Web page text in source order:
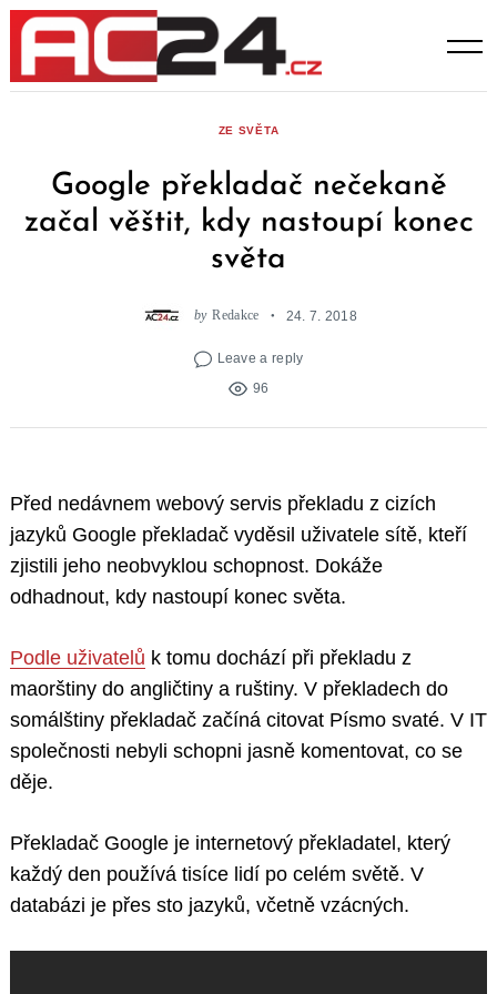
Skip
content
ZE SVĚTA
Google překladač nečekaně
začal věštit, kdy nastoupí konec
světa
by Redakce 24. 7. 2018
Leave a reply
96
Před nedávnem webový servis překladu z cizích
jazyků Google překladač vyděsil uživatele sítě, kteří
zjistili jeho neobvyklou schopnost. Dokáže
odhadnout, kdy nastoupí konec světa.
Podle uživatelů k tomu dochází při překladu z
maorštiny do angličtiny a ruštiny. V překladech do
somálštiny překladač začíná citovat Písmo svaté. V IT
společnosti nebyli schopni jasně komentovat, co se
děje.
Překladač Google je internetový překladatel, který
každý den používá tisíce lidí po celém světě. V
databázi je přes sto jazyků, včetně vzácných.